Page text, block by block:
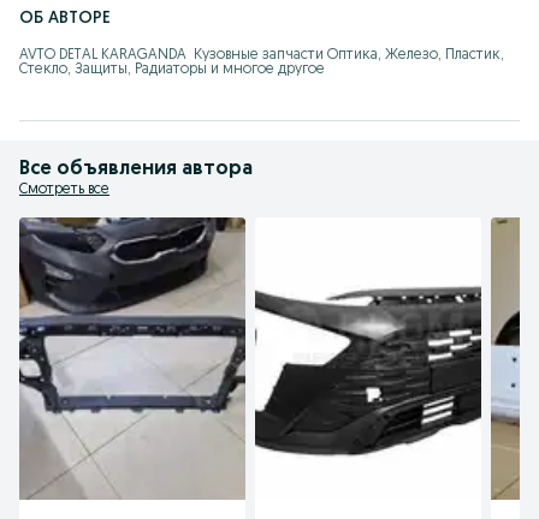
ОБ АВТОРЕ
AVTO DETAL KARAGANDA  Кузовные запчасти Оптика, Железо, Пластик,
Стекло, Защиты, Радиаторы и многое другое
Все объявления автора
Смотреть все